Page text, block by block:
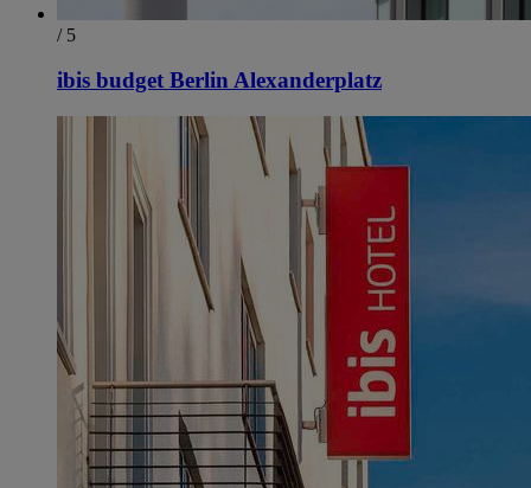
/ 5
ibis budget Berlin Alexanderplatz